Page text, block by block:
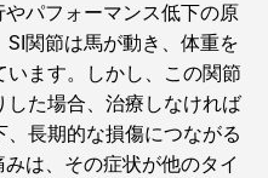
パフォーマンス低下の原
関節は馬が動き、体重を
ます。しかし、この関節
た場合、治療しなければ
長期的な損傷につながる
は、その症状が他のタイ